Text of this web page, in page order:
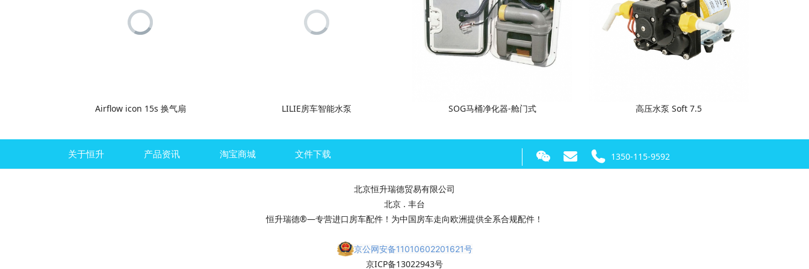
Airflow icon 15s 换气扇 LILIE房车智能水泵 SOG马桶净化器-舱门式 高压水泵 Soft 7.5
关于恒升 产品资讯 淘宝商城 文件下载 1350-115-9592
北京恒升瑞德贸易有限公司
北京 . 丰台
恒升瑞德®—专营进口房车配件！为中国房车走向欧洲提供全系合规配件！
京公网安备11010602201621号
京ICP备13022943号